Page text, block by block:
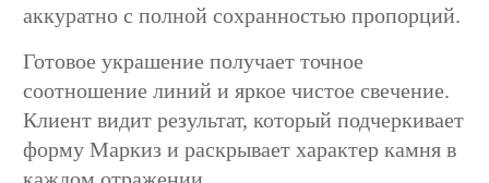
аккуратно с полной сохранностью пропорций.
Готовое украшение получает точное
соотношение линий и яркое чистое свечение.
Клиент видит результат, который подчеркивает
форму Маркиз и раскрывает характер камня в